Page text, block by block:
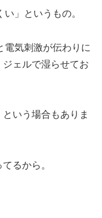
」というもの。
電気刺激が伝わりに
ェルで湿らせてお
いう場合もありま
るから。